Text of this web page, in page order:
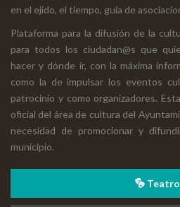
en el ejido, el tiempo, guía de
Plataforma para la difusión de la
para todos los ciudadan@s que
hacer y dónde ir, con la máxima
como la de impulsar los eventos
patrocinio y como organizadores.
oficial del área de cultura del
necesidad de promocionar y
municipio.
Teatro